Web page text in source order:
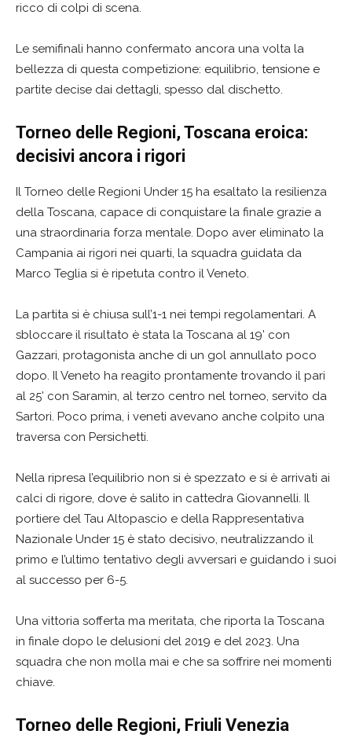
ricco di colpi di scena.
Le semifinali hanno confermato ancora una volta la
bellezza di questa competizione: equilibrio, tensione e
partite decise dai dettagli, spesso dal dischetto.
Torneo delle Regioni, Toscana eroica:
decisivi ancora i rigori
Il Torneo delle Regioni Under 15 ha esaltato la resilienza
della Toscana, capace di conquistare la finale grazie a
una straordinaria forza mentale. Dopo aver eliminato la
Campania ai rigori nei quarti, la squadra guidata da
Marco Teglia si è ripetuta contro il Veneto.
La partita si è chiusa sull’1-1 nei tempi regolamentari. A
sbloccare il risultato è stata la Toscana al 19’ con
Gazzari, protagonista anche di un gol annullato poco
dopo. Il Veneto ha reagito prontamente trovando il pari
al 25’ con Saramin, al terzo centro nel torneo, servito da
Sartori. Poco prima, i veneti avevano anche colpito una
traversa con Persichetti.
Nella ripresa l’equilibrio non si è spezzato e si è arrivati ai
calci di rigore, dove è salito in cattedra Giovannelli. Il
portiere del Tau Altopascio e della Rappresentativa
Nazionale Under 15 è stato decisivo, neutralizzando il
primo e l’ultimo tentativo degli avversari e guidando i suoi
al successo per 6-5.
Una vittoria sofferta ma meritata, che riporta la Toscana
in finale dopo le delusioni del 2019 e del 2023. Una
squadra che non molla mai e che sa soffrire nei momenti
chiave.
Torneo delle Regioni, Friuli Venezia